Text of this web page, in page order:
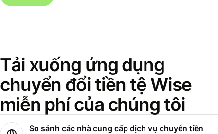
Tải xuống ứng dụng
chuyển đổi tiền tệ Wise
miễn phí của chúng tôi
So sánh các nhà cung cấp dịch vụ chuyển tiền